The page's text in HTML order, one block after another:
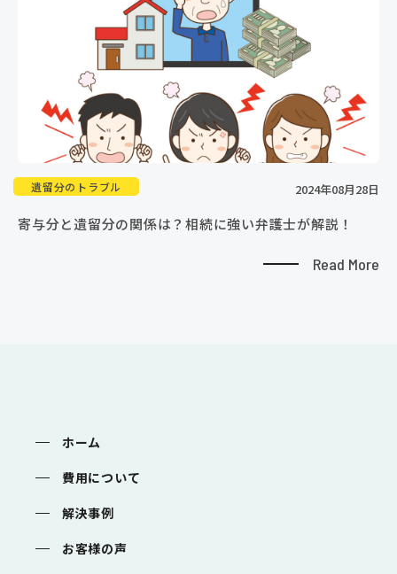
遺留分のトラブル 2024年08月28日
寄与分と遺留分の関係は？相続に強い弁護士が解説！
Read More
ホーム
費用について
解決事例
お客様の声